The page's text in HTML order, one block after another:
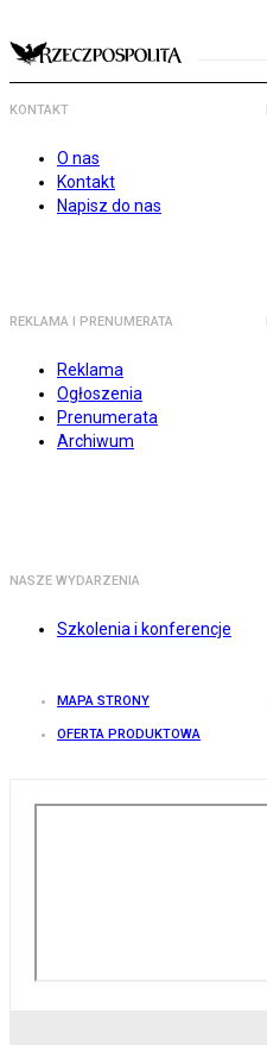
KONTAKT
O nas
Kontakt
Napisz do nas
REKLAMA I PRENUMERATA
Reklama
Ogłoszenia
Prenumerata
Archiwum
NASZE WYDARZENIA
Szkolenia i konferencje
MAPA STRONY
OFERTA PRODUKTOWA